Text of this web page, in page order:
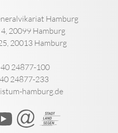
Hamburg
20099 Hamburg
20013 Hamburg
24877-100
24877-233
hamburg.de